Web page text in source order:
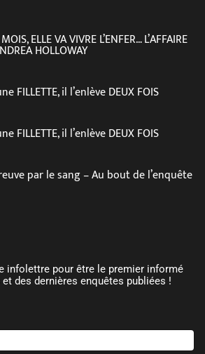
ELLE VA VIVRE L’ENFER… L’AFFAIRE
HOLLOWAY
FILLETTE, il l’enlève DEUX FOIS
FILLETTE, il l’enlève DEUX FOIS
par le sang – Au bout de l’enquête
infolettre pour être le premier informé
des dernières enquêtes publiées !